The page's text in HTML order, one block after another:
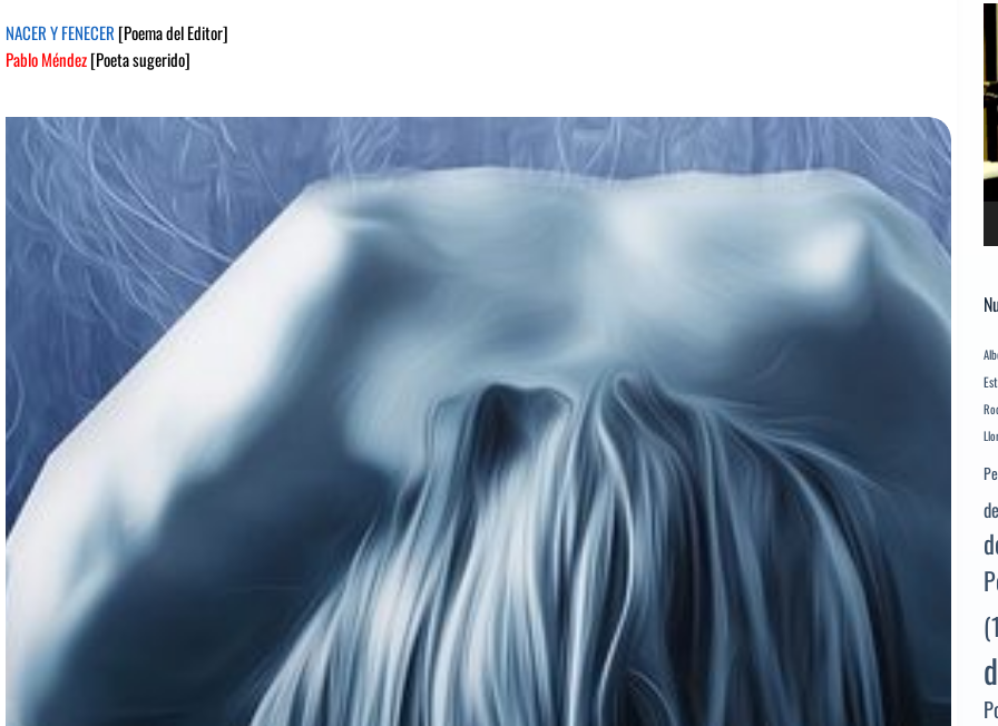
NACER Y FENECER [Poema del Editor]
Pablo Méndez[Poeta sugerido]
de